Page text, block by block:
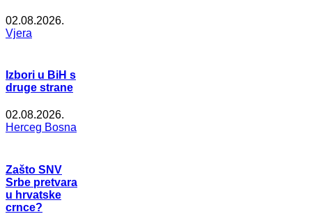
02.08.2026.
Vjera
Izbori u BiH s
druge strane
02.08.2026.
Herceg Bosna
Zašto SNV
Srbe pretvara
u hrvatske
crnce?